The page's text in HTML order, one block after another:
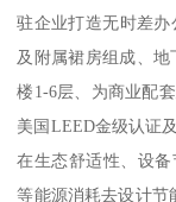
驻企业打造无时差
及附属裙房组成、地
楼1-6层、为商业配
美国LEED金级认证
在生态舒适性、设
等能源消耗去设计节